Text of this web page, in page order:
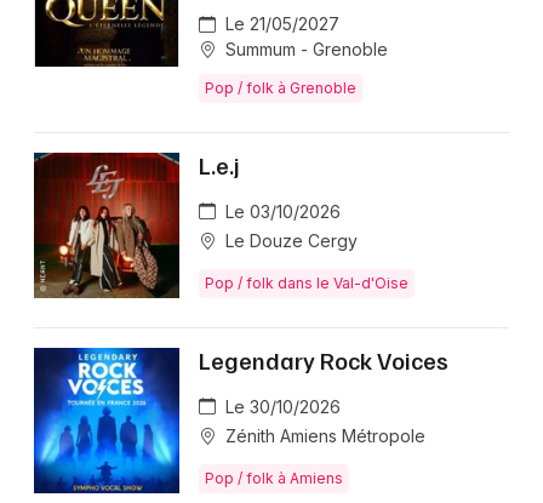
Le 21/05/2027
Summum - Grenoble
Pop / folk à Grenoble
L.e.j
Le 03/10/2026
Le Douze Cergy
Pop / folk dans le Val-d'Oise
Legendary Rock Voices
Le 30/10/2026
Zénith Amiens Métropole
Pop / folk à Amiens